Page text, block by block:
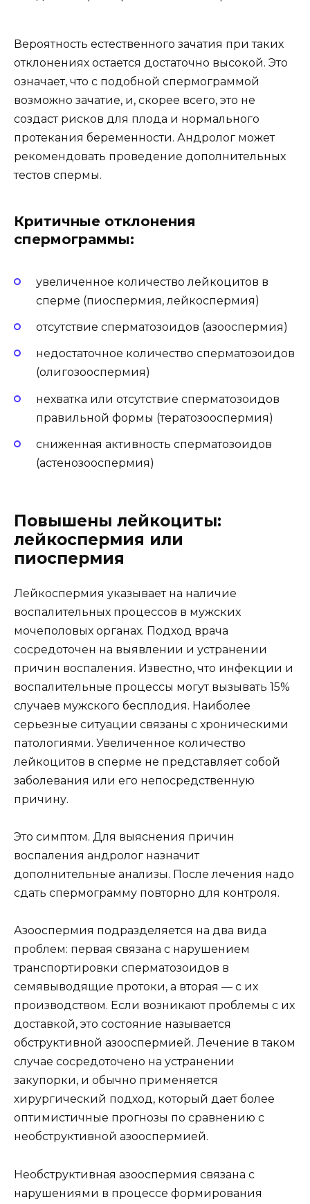
Вероятность естественного зачатия при таких
отклонениях остается достаточно высокой. Это
означает, что с подобной спермограммой
возможно зачатие, и, скорее всего, это не
создаст рисков для плода и нормального
протекания беременности. Андролог может
рекомендовать проведение дополнительных
тестов спермы.
Критичные отклонения
спермограммы:
увеличенное количество лейкоцитов в
сперме (пиоспермия, лейкоспермия)
отсутствие сперматозоидов (азооспермия)
недостаточное количество сперматозоидов
(олигозооспермия)
нехватка или отсутствие сперматозоидов
правильной формы (тератозооспермия)
сниженная активность сперматозоидов
(астенозооспермия)
Повышены лейкоциты:
лейкоспермия или
пиоспермия
Лейкоспермия указывает на наличие
воспалительных процессов в мужских
мочеполовых органах. Подход врача
сосредоточен на выявлении и устранении
причин воспаления. Известно, что инфекции и
воспалительные процессы могут вызывать 15%
случаев мужского бесплодия. Наиболее
серьезные ситуации связаны с хроническими
патологиями. Увеличенное количество
лейкоцитов в сперме не представляет собой
заболевания или его непосредственную
причину.
Это симптом. Для выяснения причин
воспаления андролог назначит
дополнительные анализы. После лечения надо
сдать спермограмму повторно для контроля.
Азооспермия подразделяется на два вида
проблем: первая связана с нарушением
транспортировки сперматозоидов в
семявыводящие протоки, а вторая — с их
производством. Если возникают проблемы с их
доставкой, это состояние называется
обструктивной азооспермией. Лечение в таком
случае сосредоточено на устранении
закупорки, и обычно применяется
хирургический подход, который дает более
оптимистичные прогнозы по сравнению с
необструктивной азооспермией.
Необструктивная азооспермия связана с
нарушениями в процессе формирования